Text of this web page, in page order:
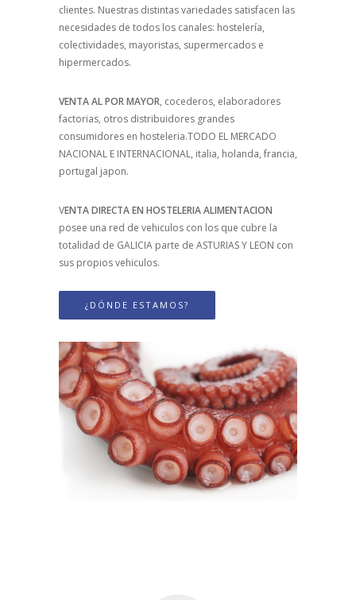
clientes. Nuestras distintas variedades satisfacen las
necesidades de todos los canales: hostelería,
colectividades, mayoristas, supermercados e
hipermercados.
VENTA AL POR MAYOR, cocederos, elaboradores
factorias, otros distribuidores grandes
consumidores en hosteleria.TODO EL MERCADO
NACIONAL E INTERNACIONAL, italia, holanda, francia,
portugal japon.
VENTA DIRECTA EN HOSTELERIA ALIMENTACION
posee una red de vehiculos con los que cubre la
totalidad de GALICIA parte de ASTURIAS Y LEON con
sus propios vehiculos.
¿DÓNDE ESTAMOS?